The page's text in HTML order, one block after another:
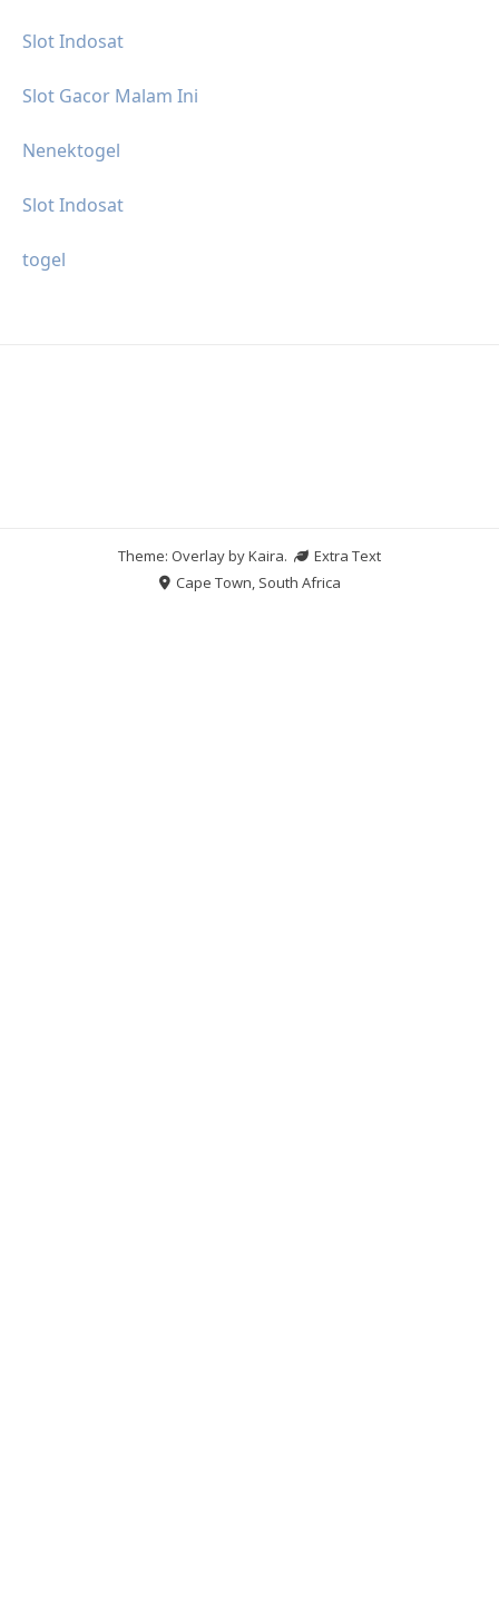
Slot Indosat
Slot Gacor Malam Ini
Nenektogel
Slot Indosat
togel
Theme: Overlay byKaira.
Extra Text
Cape Town, South Africa